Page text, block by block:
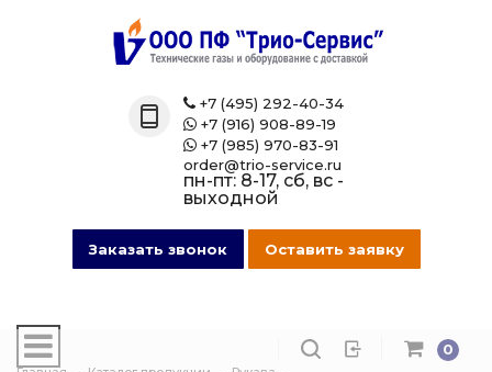
Назад
Технические газы
Азот
Ацетилен
Газовые баллоны
016 Сварочная проволока
007 Зажимы 0
+7 (495) 292-40-34
+7 (916) 908-89-19
+7 (985) 970-83-91
order@trio-service.ru
пн-пт: 8-17, сб, вс -
выходной
Заказать звонок Оставить заявку